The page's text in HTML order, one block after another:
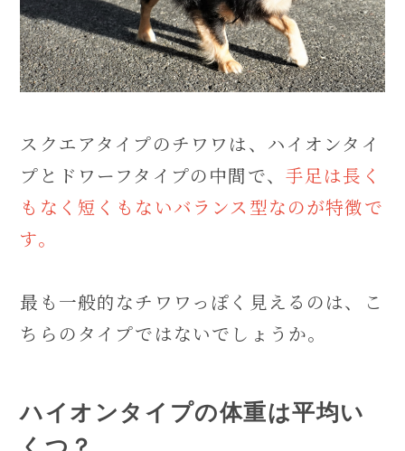
スクエアタイプのチワワは、ハイオンタイ
プとドワーフタイプの中間で、 手足は長く
もなく短くもないバランス型なのが特徴で
す。
最も一般的なチワワっぽく見えるのは、こ
ちらのタイプではないでしょうか。
ハイオンタイプの体重は平均い